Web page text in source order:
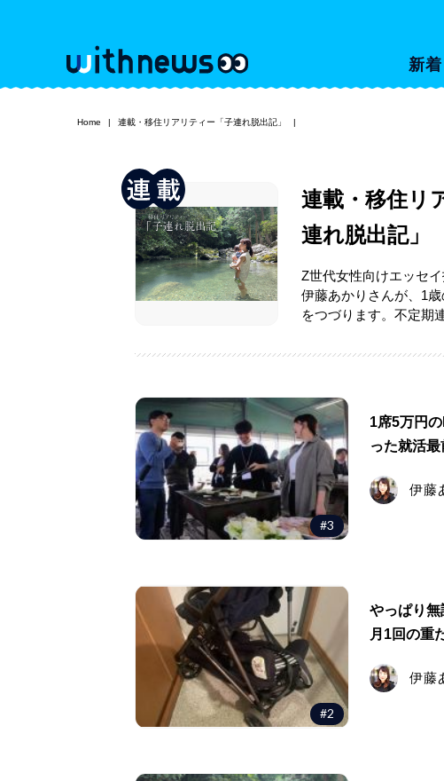
新着
Home 連載・移住リアリティー「子連れ脱出記」
連載・移住リ
連れ脱出記」
Z世代女性向けエッセ
伊藤あかりさんが、1
をつづります。不定期
#3
1席5万円
った就活最
伊藤
#2
やっぱり
月1回の重
伊藤